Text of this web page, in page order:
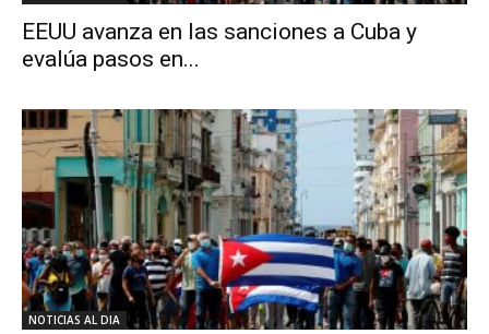
EEUU avanza en las sanciones a Cuba y
evalúa pasos en...
NOTICIAS AL DIA